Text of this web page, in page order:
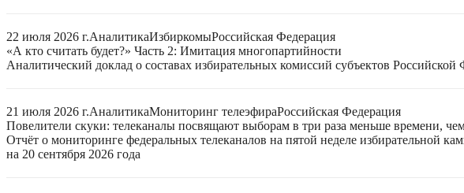
22 июля 2026 г.АналитикаИзбиркомыРоссийская Федерация
«А кто считать будет?» Часть 2: Имитация многопартийности
Аналитический доклад о составах избирательных комиссий субъектов
21 июля 2026 г.АналитикаМониторинг телеэфираРоссийская Федерация
Повелители скуки: телеканалы посвящают выборам в три раза меньше времени,
Отчёт о мониторинге федеральных телеканалов на пятой неделе избирательной
на 20 сентября 2026 года